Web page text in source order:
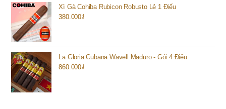
Xì Gà Cohiba Rubicon Robusto Lẻ 1 Điếu
380.000₫
La Gloria Cubana Wavell Maduro - Gói 4 Điếu
860.000₫